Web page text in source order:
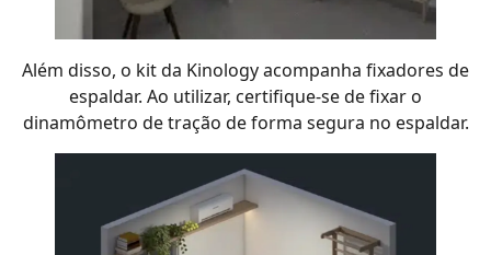
Além disso, o kit da Kinology acompanha fixadores de
espaldar. Ao utilizar, certifique-se de fixar o
dinamômetro de tração de forma segura no espaldar.